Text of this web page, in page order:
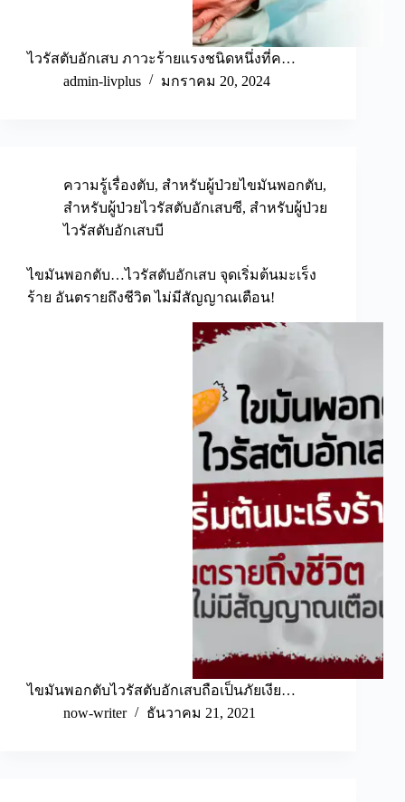
ไวรัสตับอักเสบ ภาวะร้ายแรงชนิดหนึ่งที่ค…
admin-livplus
มกราคม 20, 2024
ความรู้เรื่องตับ, สำหรับผู้ป่วยไขมันพอกตับ,
สำหรับผู้ป่วยไวรัสตับอักเสบซี, สำหรับผู้ป่วย
ไวรัสตับอักเสบบี
ไขมันพอกตับ…ไวรัสตับอักเสบ จุดเริ่มต้นมะเร็ง
ร้าย อันตรายถึงชีวิต ไม่มีสัญญาณเตือน!
ไขมันพอกตับไวรัสตับอักเสบถือเป็นภัยเงีย…
now-writer
ธันวาคม 21, 2021